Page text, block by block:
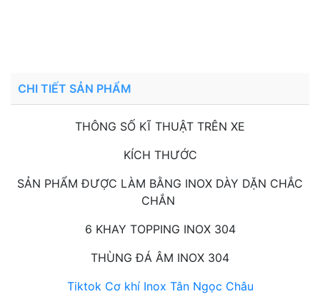
CHI TIẾT SẢN PHẨM
THÔNG SỐ KĨ THUẬT TRÊN XE
KÍCH THƯỚC
SẢN PHẨM ĐƯỢC LÀM BẰNG INOX DÀY DẶN CHẮC
CHẮN
6 KHAY TOPPING INOX 304
THÙNG ĐÁ ÂM INOX 304
Tiktok Cơ khí Inox Tân Ngọc Châu